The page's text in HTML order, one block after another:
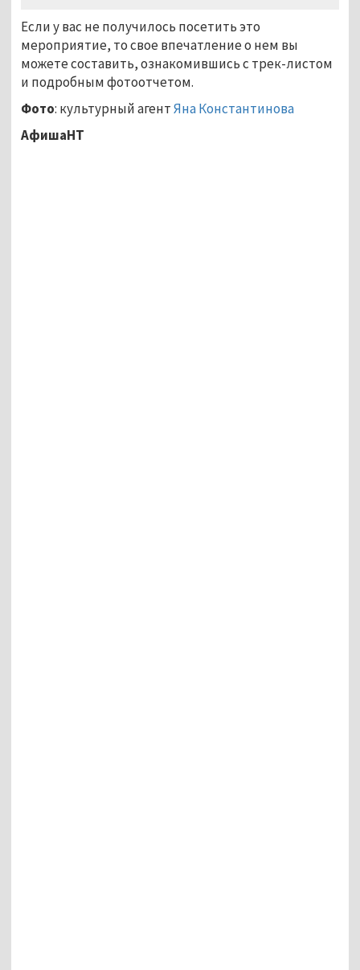
Если у вас не получилось посетить это
мероприятие, то свое впечатление о нем вы
можете составить, ознакомившись с трек-листом
и подробным фотоотчетом.
Фото: культурный агентЯна Константинова
АфишаНТ